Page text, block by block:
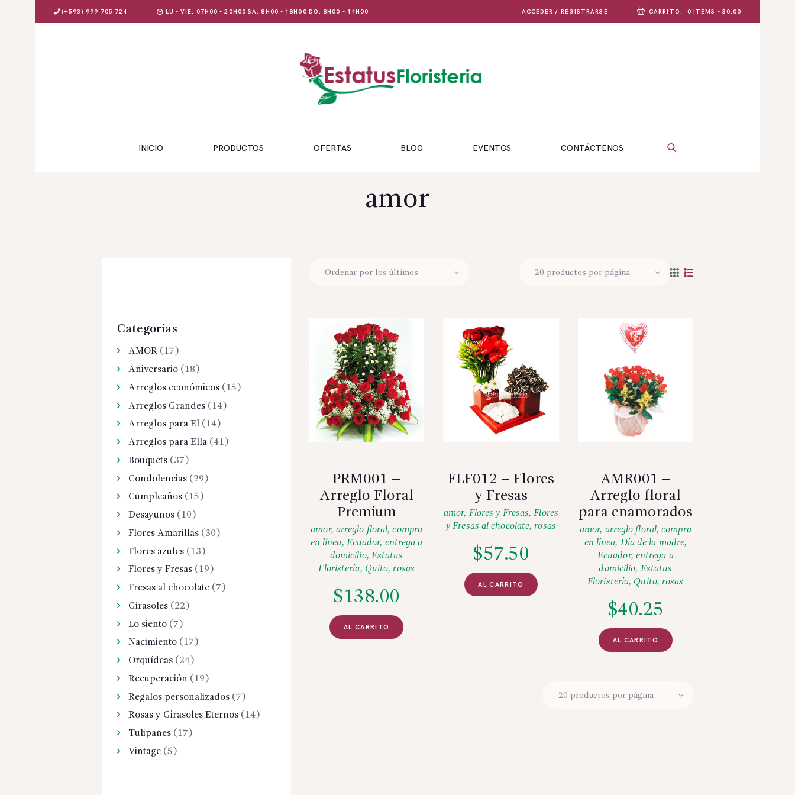
(+593) 999 705 724 LU - VIE: 07H00 - 20H00 SA: 8H00 - 18H00 DO: 8H00 - 14H00 ACCEDER / REGISTRARSE CARRITO: 0 ITEMS - $0.00
INICIO PRODUCTOS OFERTAS BLOG EVENTOS CONTÁCTENOS
amor
PRM001 –
Arreglo Floral
Premium
amor, arreglo floral,compra
en línea, Ecuador, entrega a
domicilio, Estatus
Floristería, Quito, rosas
$138.00
AL CARRITO
FLF012 – Flores
y Fresas
amor, Flores y Fresas,Flores
y Fresas al chocolate, rosas
$57.50
AL CARRITO
AMR001 –
Arreglo floral
para enamorados
amor, arreglo floral,compra
en línea, Día de la madre,
Ecuador, entrega a
domicilio, Estatus
Floristería, Quito, rosas
$40.25
AL CARRITO
Categorías
AMOR (17)
Aniversario (18)
Arreglos económicos (15)
Arreglos Grandes (14)
Arreglos para El (14)
Arreglos para Ella (41)
Bouquets (37)
Condolencias (29)
Cumpleaños (15)
Desayunos (10)
Flores Amarillas (30)
Flores azules (13)
Flores y Fresas (19)
Fresas al chocolate (7)
Girasoles (22)
Lo siento (7)
Nacimiento (17)
Orquídeas (24)
Recuperación (19)
Regalos personalizados (7)
Rosas y Girasoles Eternos (14)
Tulipanes (17)
Vintage (5)